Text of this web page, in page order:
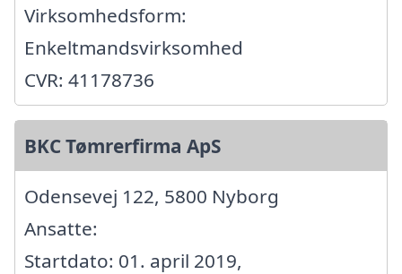
Virksomhedsform:
Enkeltmandsvirksomhed
CVR: 41178736
BKC Tømrerfirma ApS
Odensevej 122, 5800 Nyborg
Ansatte:
Startdato: 01. april 2019,